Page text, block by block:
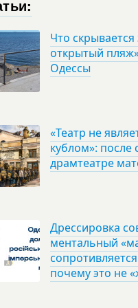
Что
открытый
Одессы
«Театр не
кублом»: после
драмтеатре
Дрессировка
ментальный
почему это не